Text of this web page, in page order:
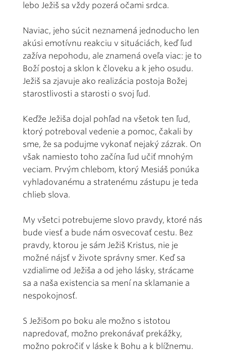
lebo Ježiš sa vždy pozerá očami srdca.
Naviac, jeho súcit neznamená jednoducho len
akúsi emotívnu reakciu v situáciách, keď ľud
zažíva nepohodu, ale znamená oveľa viac: je to
Boží postoj a sklon k človeku a k jeho osudu.
Ježiš sa zjavuje ako realizácia postoja Božej
starostlivosti a starosti o svoj ľud.
Keďže Ježiša dojal pohľad na všetok ten ľud,
ktorý potreboval vedenie a pomoc, čakali by
sme, že sa podujme vykonať nejaký zázrak. On
však namiesto toho začína ľud učiť mnohým
veciam. Prvým chlebom, ktorý Mesiáš ponúka
vyhladovanému a stratenému zástupu je teda
chlieb slova.
My všetci potrebujeme slovo pravdy, ktoré nás
bude viesť a bude nám osvecovať cestu. Bez
pravdy, ktorou je sám Ježiš Kristus, nie je
možné nájsť v živote správny smer. Keď sa
vzdialime od Ježiša a od jeho lásky, strácame
sa a naša existencia sa mení na sklamanie a
nespokojnosť.
S Ježišom po boku ale možno s istotou
napredovať, možno prekonávať prekážky,
možno pokročiť v láske k Bohu a k blížnemu.